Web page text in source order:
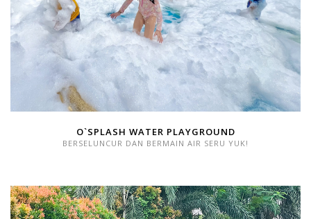
O`SPLASH WATER PLAYGROUND
BERSELUNCUR DAN BERMAIN AIR SERU YUK!